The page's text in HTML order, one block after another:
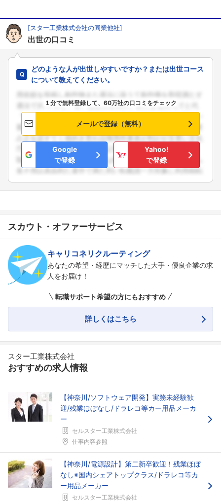
こちらの企業もフォローしませんか？
[スター工業株式会社の同業他社]
出世の口コミ
どのような人が出世しやすいですか？または出世コース
について教えてください。
１分で無料登録して、60万社の口コミをチェック
メールで登録（無料）
Google
で登録
Yahoo!
で登録
スカウト・オファーサービス
キャリコネリクルーティング
あなたの希望・経歴にマッチした大手・優良企業の求
人をお届け！
転職サポート希望の方にもおすすめ
詳しくはこちら
スター工業株式会社
おすすめの求人情報
【神奈川/ソフトウェア開発】実務未経験歓
迎/残業ほぼなし/ドラレコ等カー用品メーカ
ー
セルスター工業株式会社
仕事内容参照
【神奈川/電源設計】第二新卒歓迎！残業ほぼ
なし※国内シェアトップクラス/ドラレコ等カ
ー用品メーカー
セルスター工業株式会社